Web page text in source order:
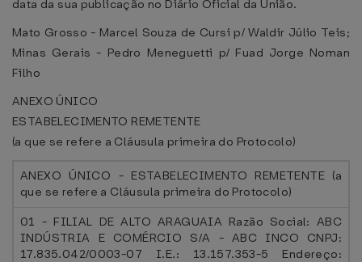
data da sua publicação no Diário Oficial da União.
Mato Grosso - Marcel Souza de Cursi p/ Waldir Júlio Teis;
Minas Gerais - Pedro Meneguetti p/ Fuad Jorge Noman
Filho
ANEXO ÚNICO
ESTABELECIMENTO REMETENTE
(a que se refere a Cláusula primeira do Protocolo)
ANEXO ÚNICO - ESTABELECIMENTO REMETENTE (a
que se refere a Cláusula primeira do Protocolo)
01 - FILIAL DE ALTO ARAGUAIA Razão Social: ABC
INDÚSTRIA E COMÉRCIO S/A - ABC INCO CNPJ:
17.835.042/0003-07 I.E.: 13.157.353-5 Endereço: